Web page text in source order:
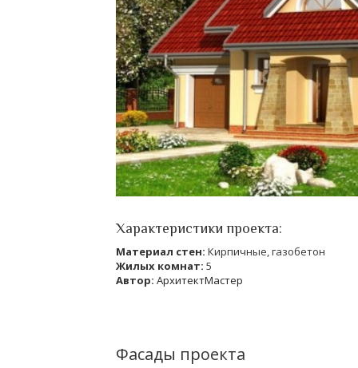
Характеристики проекта:
Материал стен: Кирпичные, газобетон
Жилых комнат: 5
Автор: АрхитектМастер
Фасады проекта